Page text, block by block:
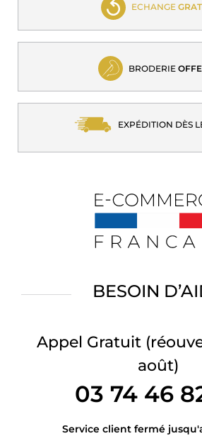
ECHANGE
BRODERIE
EXPÉDITION DÈS
BESOIN
Appel Gratuit
août)
03 74 46
Service client fermé